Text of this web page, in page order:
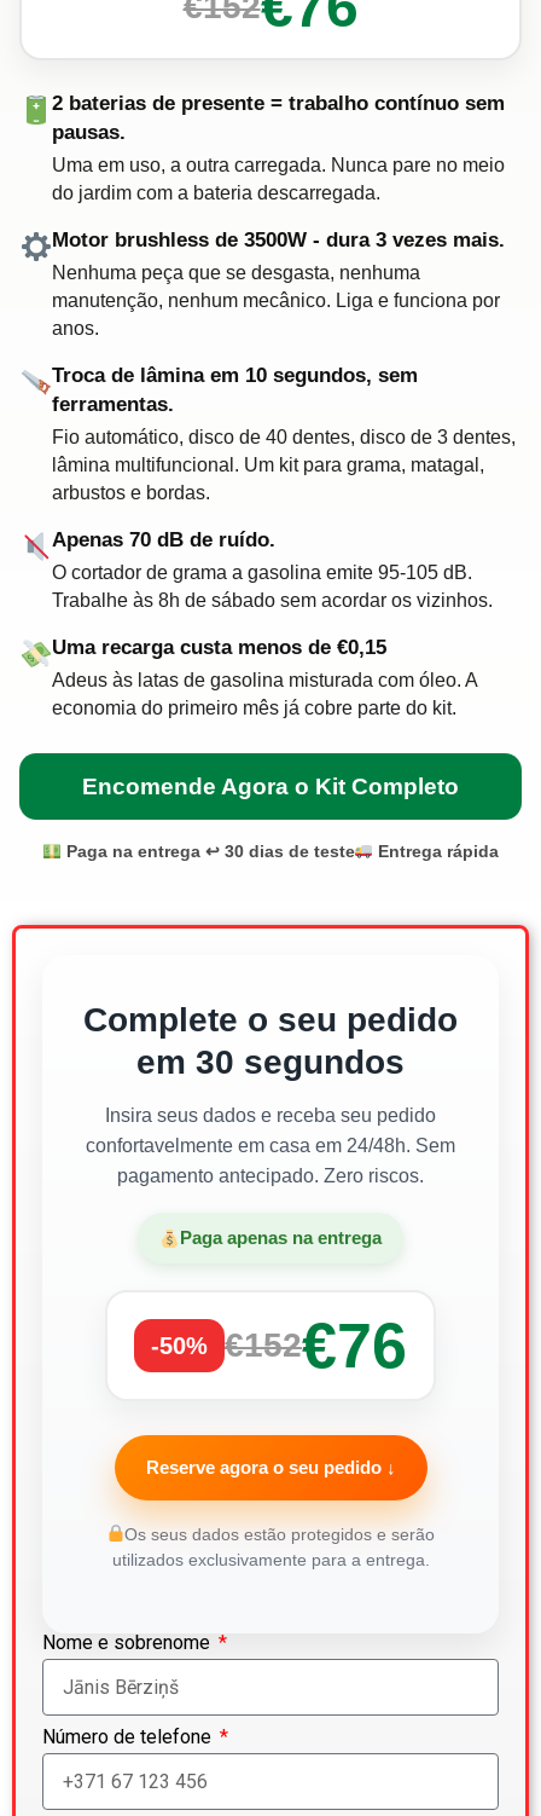
2 baterias de presente = trabalho contínuo sem
pausas.
Uma em uso, a outra carregada. Nunca pare no meio
do jardim com a bateria descarregada.
Motor brushless de 3500W - dura 3 vezes mais.
Nenhuma peça que se desgasta, nenhuma
manutenção, nenhum mecânico. Liga e funciona por
anos.
Troca de lâmina em 10 segundos, sem
ferramentas.
Fio automático, disco de 40 dentes, disco de 3 dentes,
lâmina multifuncional. Um kit para grama, matagal,
arbustos e bordas.
Apenas 70 dB de ruído.
O cortador de grama a gasolina emite 95-105 dB.
Trabalhe às 8h de sábado sem acordar os vizinhos.
Uma recarga custa menos de €0,15
Adeus às latas de gasolina misturada com óleo. A
economia do primeiro mês já cobre parte do kit.
Encomende Agora o Kit Completo
Paga na entrega️ ↩ 30 dias de teste Entrega rápida
Complete o seu pedido
em 30 segundos
Insira seus dados e receba seu pedido
confortavelmente em casa em 24/48h. Sem
pagamento antecipado. Zero riscos.
Paga apenas na entrega
-50% €152€76
Reserve agora o seu pedido ↓
Os seus dados estão protegidos e serão
utilizados exclusivamente para a entrega.
Nome e sobrenome
Número de telefone